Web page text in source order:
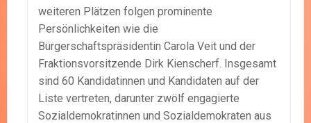
weiteren Plätzen folgen prominente
Persönlichkeiten wie die
Bürgerschaftspräsidentin Carola Veit und der
Fraktionsvorsitzende Dirk Kienscherf. Insgesamt
sind 60 Kandidatinnen und Kandidaten auf der
Liste vertreten, darunter zwölf engagierte
Sozialdemokratinnen und Sozialdemokraten aus